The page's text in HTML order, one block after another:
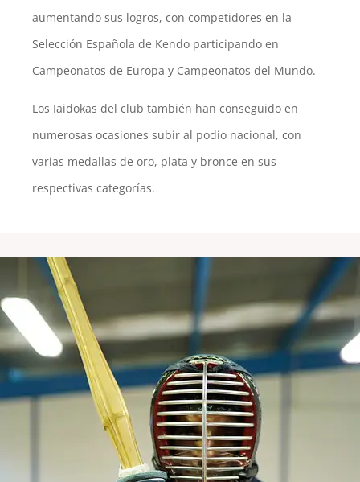
aumentando sus logros, con competidores en la
Selección Española de Kendo participando en
Campeonatos de Europa y Campeonatos del Mundo.
Los Iaidokas del club también han conseguido en
numerosas ocasiones subir al podio nacional, con
varias medallas de oro, plata y bronce en sus
respectivas categorías.